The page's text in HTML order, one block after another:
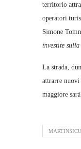
territorio
operatori
Simone
investire
La strada,
attrarre
maggiore